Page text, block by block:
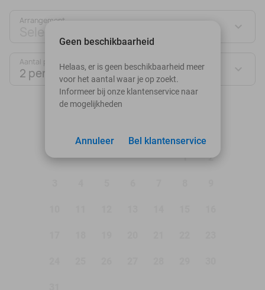
Arrangement
Selecteer jouw deal
Aantal personen:
2 personen
augustus 2026
1 2
Geen beschikbaarheid
Helaas, er is geen beschikbaarheid meer
voor het aantal waar je op zoekt.
Informeer bij onze klantenservice naar
de mogelijkheden
Bel klantenservice
Annuleer